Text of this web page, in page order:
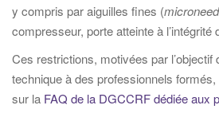
y compris par aiguilles fines (
compresseur, porte atteinte à l’intégrité
Ces restrictions, motivées par
technique à des professionnels
sur la FAQ de la DGCCRF dédiée aux